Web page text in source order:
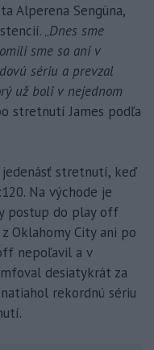
Alperena Sengüna,
„Dnes sme
sme sa ani v
sériu a prevzal
už boli v nejednom
stretnutí James podľa
stretnutí, keď
Na východe je
postup do play off
Oklahomy City ani po
nepoľavil a v
desiatykrát za
rekordnú sériu